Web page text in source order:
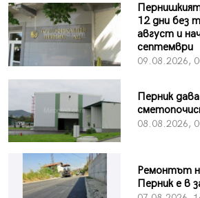
12 дни без
август и
септември
09.08.2026,
Перник
08.08.2026,
Ремонтът
Перник е в